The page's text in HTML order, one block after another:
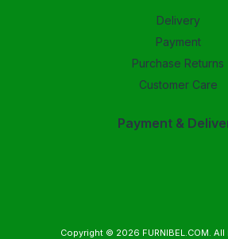
Delivery
Payment
Purchase Returns
Customer Care
Payment &
Copyright © 2026 FURNIBEL.COM. All